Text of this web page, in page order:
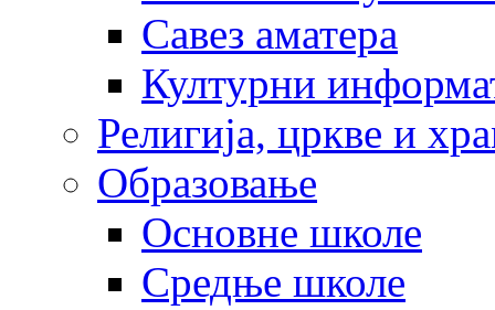
Савез аматера
Културни
Религија, цркве и
Образовање
Основне школе
Средње школе